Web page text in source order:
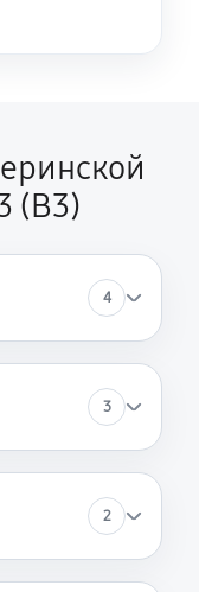
(B3)
4
3
2